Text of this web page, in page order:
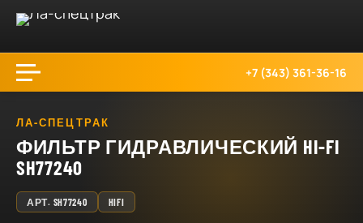
+7 (343) 361-36-16
ЛА-СПЕЦТРАК
ФИЛЬТР ГИДРАВЛИЧЕСКИЙ HI-FI
SH77240
АРТ. SH77240 HIFI